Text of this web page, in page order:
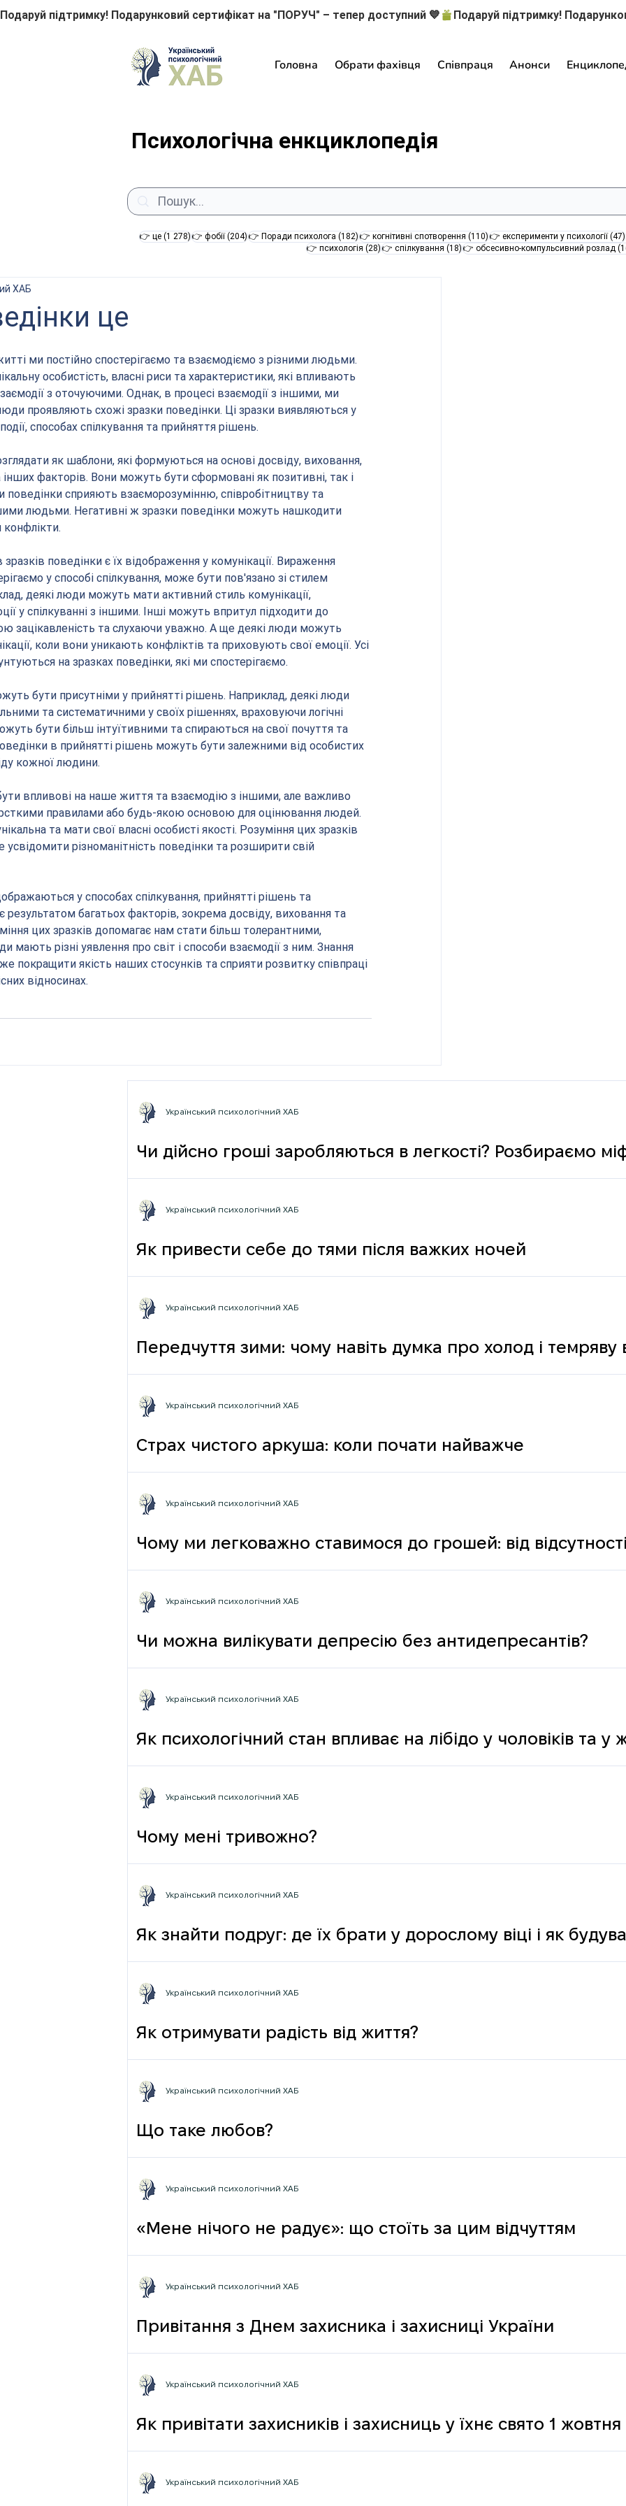
Подаруй підтримку! Подарунковий сертифікат на "ПОРУЧ" – тепер доступний 💙
Головна Обрати фахівця Співпраця Анонси
Психологічна енкциклопедія
👉 це (1 278)1 278 постів
👉 фобії (204)204 пости
👉 Поради психолога (182)182 пости
👉 когнітивні спотворення (110)110 постів
👉 експерименти у психології (47)
👉 психологія (28)28 постів
👉 спілкування (18)18 постів
👉 обсесивно-компульсивний розлад
це
ХАБ
ми постійно спостерігаємо та взаємодіємо з різними людьми.
особистість, власні риси та характеристики, які впливають
з оточуючими. Однак, в процесі взаємодії з іншими, ми
проявляють схожі зразки поведінки. Ці зразки виявляються у
способах спілкування та прийняття рішень.
як шаблони, які формуються на основі досвіду, виховання,
факторів. Вони можуть бути сформовані як позитивні, так і
поведінки сприяють взаєморозумінню, співробітництву та
людьми. Негативні ж зразки поведінки можуть нашкодити
поведінки є їх відображення у комунікації. Вираження
у способі спілкування, може бути пов'язано зі стилем
деякі люди можуть мати активний стиль комунікації,
у спілкуванні з іншими. Інші можуть впритул підходити до
зацікавленість та слухаючи уважно. А ще деякі люди можуть
коли вони уникають конфліктів та приховують свої емоції. Усі
на зразках поведінки, які ми спостерігаємо.
бути присутніми у прийнятті рішень. Наприклад, деякі люди
та систематичними у своїх рішеннях, враховуючи логічні
бути більш інтуїтивними та спираються на свої почуття та
поведінки в прийнятті рішень можуть бути залежними від особистих
кожної людини.
впливові на наше життя та взаємодію з іншими, але важливо
правилами або будь-якою основою для оцінювання людей.
та мати свої власні особисті якості. Розуміння цих зразків
різноманітність поведінки та розширити свій
у способах спілкування, прийнятті рішень та
результатом багатьох факторів, зокрема досвіду, виховання та
цих зразків допомагає нам стати більш толерантними,
мають різні уявлення про світ і способи взаємодії з ним. Знання
покращити якість наших стосунків та сприяти розвитку співпраці
відносинах.
Чи дійсно гроші заробляються в легкості? Розбираємо
фрази
Український психологічний ХАБ
Як привести себе до тями після важких ночей
Український психологічний ХАБ
Передчуття зими: чому навіть думка про холод і темряву
Український психологічний ХАБ
Страх чистого аркуша: коли почати найважче
Український психологічний ХАБ
Чому ми легковажно ставимося до грошей: від
грамотності до психологічних і психічних причин
Український психологічний ХАБ
Чи можна вилікувати депресію без антидепресантів?
Український психологічний ХАБ
Як психологічний стан впливає на лібідо у чоловіків та у
Український психологічний ХАБ
Чому мені тривожно?
Український психологічний ХАБ
Як знайти подруг: де їх брати у дорослому віці і як
Український психологічний ХАБ
Як отримувати радість від життя?
Український психологічний ХАБ
Що таке любов?
Український психологічний ХАБ
«Мене нічого не радує»: що стоїть за цим відчуттям
Український психологічний ХАБ
Привітання з Днем захисника і захисниці України
Український психологічний ХАБ
Як привітати захисників і захисниць у їхнє свято 1 жовтня
Український психологічний ХАБ
Український психологічний ХАБ